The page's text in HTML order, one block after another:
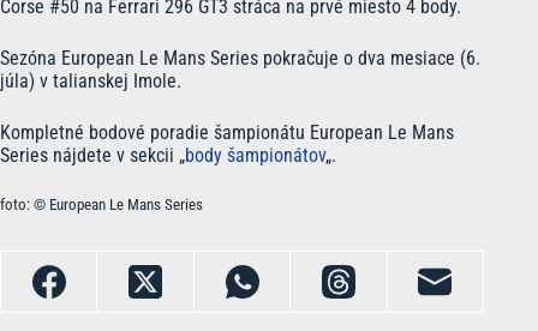
Corse #50 na Ferrari 296 GT3 stráca na prvé miesto 4 body.
Sezóna European Le Mans Series pokračuje o dva mesiace (6.
júla) v talianskej Imole.
Kompletné bodové poradie šampionátu European Le Mans
Series nájdete v sekcii „body šampionátov„.
foto: © European Le Mans Series